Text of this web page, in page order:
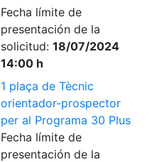
Fecha límite de
presentación de la
solicitud: 18/07/2024
14:00 h
1 plaça de Tècnic
orientador-prospector
per al Programa 30 Plus
Fecha límite de
presentación de la